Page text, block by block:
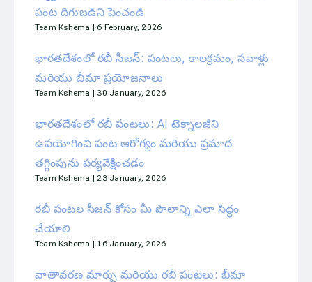
పంట దిగుబడిని పెంచండి
Team Kshema 6 February, 2026
భారతదేశంలో రబీ సీజన్: పంటలు, కాలక్రమం, సవాళ్లు
మరియు బీమా ప్రయోజనాలు
Team Kshema 30 January, 2026
భారతదేశంలో రబీ పంటలు: AI టెక్నాలజీని
ఉపయోగించి పంట ఆరోగ్యం మరియు ప్రమాద
తగ్గింపును పర్యవేక్షించడం
Team Kshema 23 January, 2026
రబీ పంటల సీజన్ కోసం మీ పొలాన్ని ఎలా సిద్ధం
చేయాలి
Team Kshema 16 January, 2026
వాతావరణ మార్పు మరియు రబీ పంటలు: బీమా